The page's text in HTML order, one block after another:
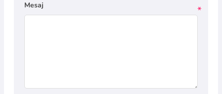
Mesaj *